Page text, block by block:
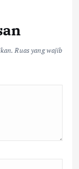
Ruas yang wajib